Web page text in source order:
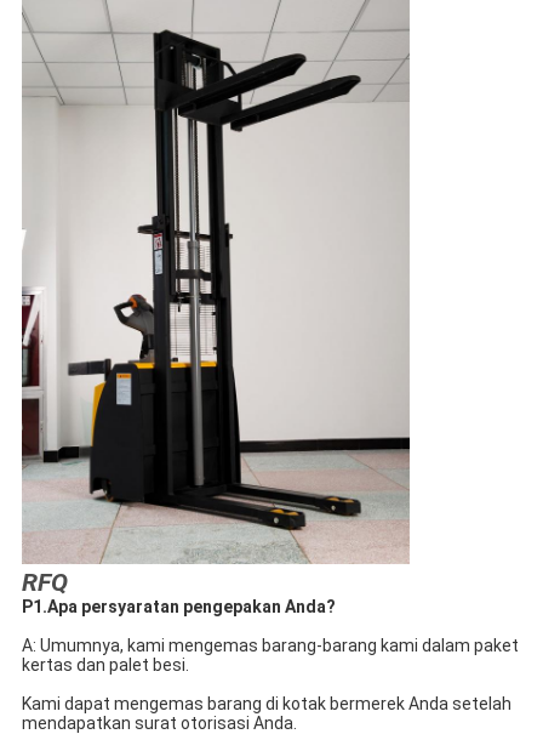
RFQ
P1.Apa persyaratan pengepakan Anda?
A: Umumnya, kami mengemas barang-barang kami dalam paket
kertas dan palet besi.
Kami dapat mengemas barang di kotak bermerek Anda setelah
mendapatkan surat otorisasi Anda.